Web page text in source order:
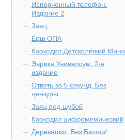
Испорченный телефон.
Издание 2
Заяц
Ёрш ОПА
Крокодил Детсколёгкий Мини
Эврика Универсум. 2-е
издание
Ответь за 5 секунд. Без
цензуры
Заяц под шубой
Крокодил цифромемический
Деревяшки. Без Башни!